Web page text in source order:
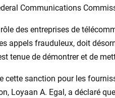
Communications
des entreprises de
appels frauduleux, doit
tenue de démontrer et de
cette sanction pour les
Loyaan A. Egal, a déclaré